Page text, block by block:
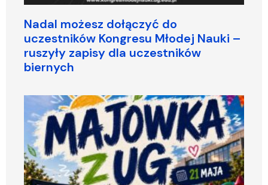
Nadal możesz dołączyć do
uczestników Kongresu Młodej Nauki –
ruszyły zapisy dla uczestników
biernych